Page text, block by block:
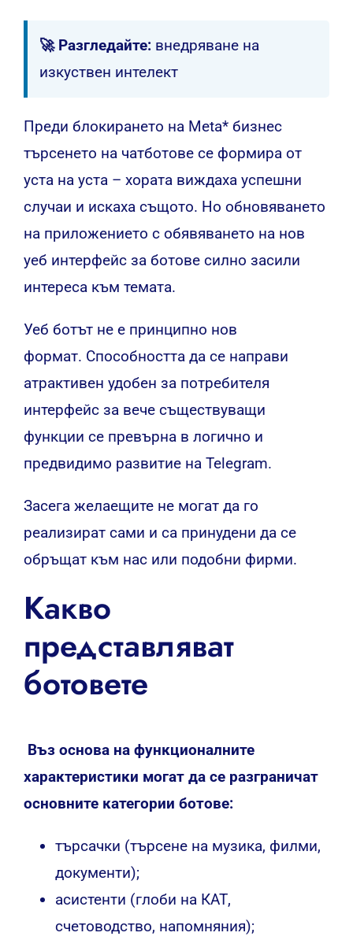
🚀 Разгледайте: внедряване на
изкуствен интелект
Преди блокирането на Meta* бизнес
търсенето на чатботове се формира от
уста на уста – хората виждаха успешни
случаи и искаха същото. Но обновяването
на приложението с обявяването на нов
уеб интерфейс за ботове силно засили
интереса към темата.
Уеб ботът не е принципно нов
формат. Способността да се направи
атрактивен удобен за потребителя
интерфейс за вече съществуващи
функции се превърна в логично и
предвидимо развитие на Telegram.
Засега желаещите не могат да го
реализират сами и са принудени да се
обръщат към нас или подобни фирми.
Какво
представляват
ботовете
Въз основа на функционалните
характеристики могат да се разграничат
основните категории ботове:
търсачки (търсене на музика, филми,
документи);
асистенти (глоби на КАТ,
счетоводство, напомняния);